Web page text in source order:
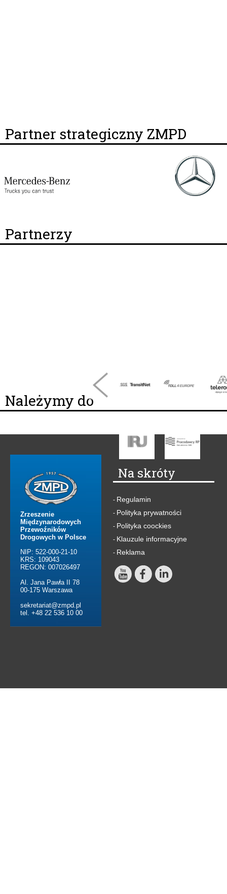
Partner strategiczny ZMPD
Partnerzy
Należymy do
Zrzeszenie
Międzynarodowych
Przewoźników
Drogowych w Polsce
NIP: 522-000-21-10
KRS: 109043
REGON: 007026497
Al. Jana Pawła II 78
00-175 Warszawa
sekretariat@zmpd.pl
tel. +48 22 536 10 00
Na skróty
- Regulamin
- Polityka prywatności
- Polityka coockies
- Klauzule informacyjne
- Reklama